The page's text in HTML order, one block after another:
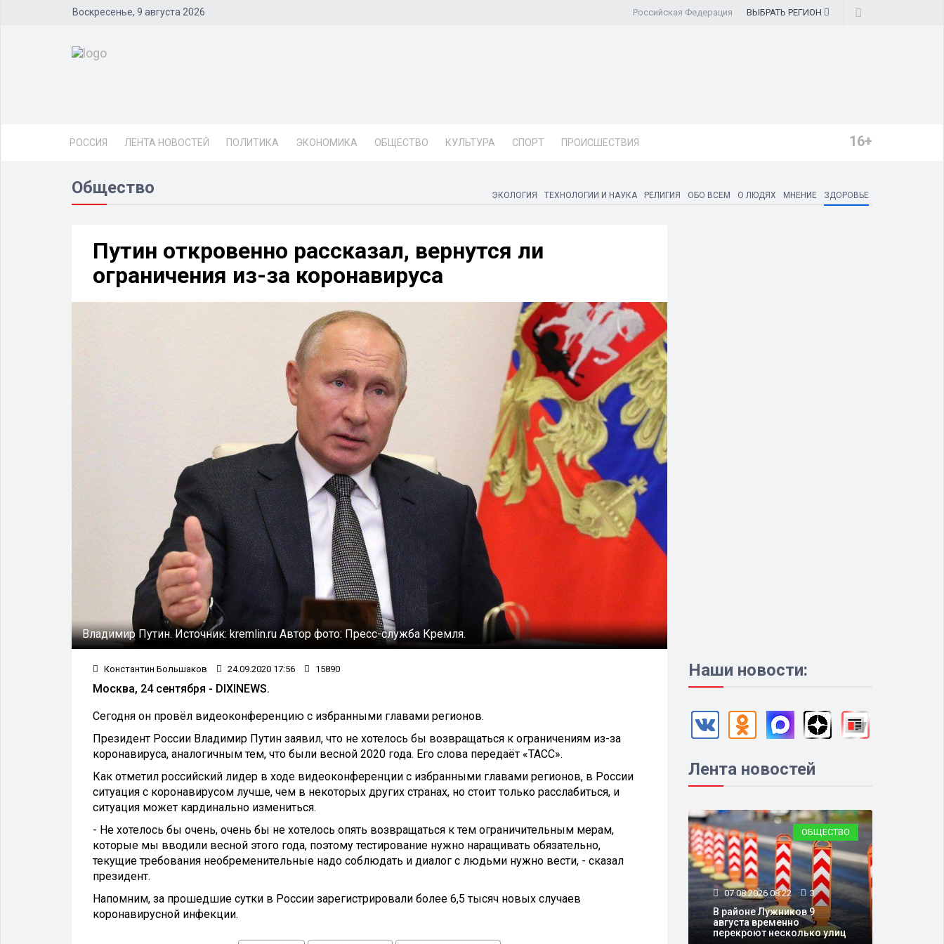
Воскресенье, 9 августа 2026 Российская Федерация ВЫБРАТЬ РЕГИОН
РОССИЯ ЛЕНТА НОВОСТЕЙ ПОЛИТИКА ЭКОНОМИКА ОБЩЕСТВО КУЛЬТУРА СПОРТ ПРОИСШЕСТВИЯ 16+
Общество ЭКОЛОГИЯ ТЕХНОЛОГИИ И НАУКА РЕЛИГИЯ ОБО ВСЕМ О ЛЮДЯХ МНЕНИЕ ЗДОРОВЬЕ
Путин откровенно рассказал, вернутся ли
ограничения из-за коронавируса
Владимир Путин. Источник: kremlin.ru Автор фото: Пресс-служба Кремля.
Константин Большаков 24.09.2020 17:56 15890
Москва, 24 сентября - DIXINEWS.
Сегодня он провёл видеоконференцию с избранными главами регионов.
Президент России Владимир Путин заявил, что не хотелось бы возвращаться к ограничениям из-за
коронавируса, аналогичным тем, что были весной 2020 года. Его слова передаёт «ТАСС».
Как отметил российский лидер в ходе видеоконференции с избранными главами регионов, в России
ситуация с коронавирусом лучше, чем в некоторых других странах, но стоит только расслабиться, и
ситуация может кардинально измениться.
- Не хотелось бы очень, очень бы не хотелось опять возвращаться к тем ограничительным мерам,
которые мы вводили весной этого года, поэтому тестирование нужно наращивать обязательно,
текущие требования необременительные надо соблюдать и диалог с людьми нужно вести, - сказал
президент.
Напомним, за прошедшие сутки в России зарегистрировали более 6,5 тысяч новых случаев
коронавирусной инфекции.
Наши новости:
Лента новостей
ОБЩЕСТВО
07.08.2026 08:22 3
В районе Лужников 9
августа временно
перекроют несколько улиц